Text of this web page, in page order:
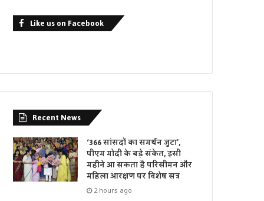
Like us on Facebook
Recent News
‘366 सांसदों का समर्थन जुटा’,
पीएम मोदी के बड़े संकेत, इसी
महीने आ सकता है परिसीमन और
महिला आरक्षण पर विशेष सत्र
2 hours ago